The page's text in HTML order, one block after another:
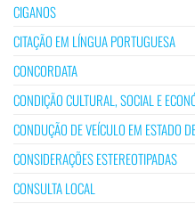
CIGANOS
CITAÇÃO EM LÍNGUA PORTUGUESA
CONCORDATA
CONDIÇÃO CULTURAL, SOCIAL E
CONDUÇÃO DE VEÍCULO EM ESTADO
CONSIDERAÇÕES ESTEREOTIPADAS
CONSULTA LOCAL